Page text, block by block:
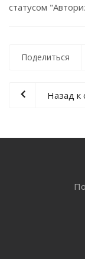
статусом
Поделиться
Назад к